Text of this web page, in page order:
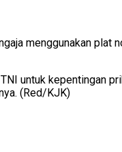
menggunakan plat
untuk kepentingan
(Red/KJK)